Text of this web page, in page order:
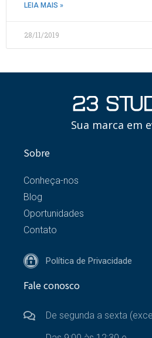
LEIA MAIS »
28/11/2019
Sua marca em
Sobre
Conheça-nos
Blog
Oportunidades
Contato
Política de Privacidade
Fale conosco
De segunda a sexta